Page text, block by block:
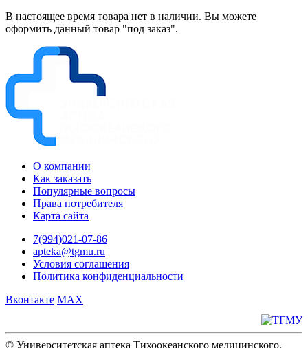
В настоящее время товара нет в наличии. Вы можете
оформить данный товар "под заказ".
О компании
Как заказать
Популярные вопросы
Права потребителя
Карта сайта
7(994)021-07-86
apteka@tgmu.ru
Условия соглашения
Политика конфиденциальности
Вконтакте MAX
© Университетская аптека Тихоокеанского медицинского,